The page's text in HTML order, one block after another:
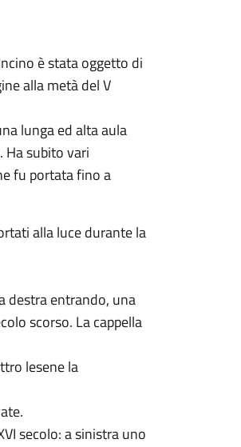
è stata oggetto di
alla metà del V
lunga ed alta aula
Ha subito vari
fu portata fino a
alla luce durante la
destra entrando, una
scorso. La cappella
lesene la
secolo: a sinistra uno